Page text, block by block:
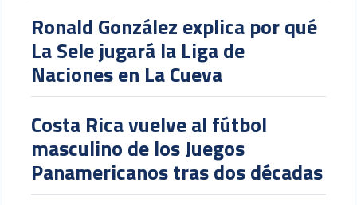
Ronald González explica por qué
La Sele jugará la Liga de
Naciones en La Cueva
Costa Rica vuelve al fútbol
masculino de los Juegos
Panamericanos tras dos décadas